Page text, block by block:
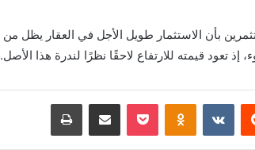
بأن الاستثمار طويل الأجل في العقار يظل من
إذ تعود قيمته للارتفاع لاحقًا نظرًا لندرة هذا الأصل.
Odnoklassniki
‫Pocket مشاركة عبر البريد طباعة